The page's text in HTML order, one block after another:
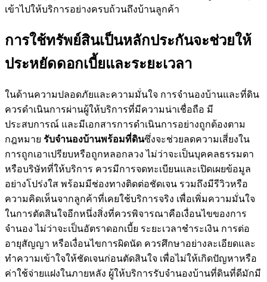
เข้าไปให้บริการอย่างครบถ้วนถึงบ้านลูกค้า
การใช้ทรัพย์สินเป็นหลักประกันจะช่วยให้
ประหยัดดอกเบี้ยและระยะเวลา
ในด้านความปลอดภัยและความมั่นใจ การจำนองบ้านและที่ดิน
ควรดำเนินการผ่านผู้ให้บริการที่มีความน่าเชื่อถือ มี
ประสบการณ์ และมีเอกสารการดำเนินการอย่างถูกต้องตาม
กฎหมาย รับจํานองบ้านพร้อมที่ดินซึ่งจะช่วยลดความเสี่ยงใน
การถูกเอาเปรียบหรือถูกหลอกลวง ไม่ว่าจะเป็นบุคคลธรรมดา
หรือบริษัทที่ให้บริการ ควรมีการจดทะเบียนและเปิดเผยข้อมูล
อย่างโปร่งใส พร้อมมีช่องทางติดต่อชัดเจน รวมถึงมีรีวิวหรือ
ความคิดเห็นจากลูกค้าที่เคยใช้บริการจริง เพื่อเพิ่มความมั่นใจ
ในการตัดสินใจอีกหนึ่งสิ่งที่ควรพิจารณาคือเงื่อนไขของการ
จำนอง ไม่ว่าจะเป็นอัตราดอกเบี้ย ระยะเวลาชำระเงิน การต่อ
อายุสัญญา หรือเงื่อนไขการผิดนัด ควรศึกษาอย่างละเอียดและ
ทำความเข้าใจให้ชัดเจนก่อนตัดสินใจ เพื่อไม่ให้เกิดปัญหาหรือ
ค่าใช้จ่ายแฝงในภายหลัง ผู้ให้บริการรับจำนองบ้านที่ดินที่ดีมักมี